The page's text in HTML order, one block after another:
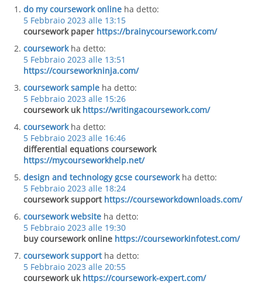
do my coursework online ha detto:
5 Febbraio 2023 alle 13:15
coursework paper https://brainycoursework.com/
coursework ha detto:
5 Febbraio 2023 alle 13:51
https://courseworkninja.com/
coursework sample ha detto:
5 Febbraio 2023 alle 15:26
coursework uk https://writingacoursework.com/
coursework ha detto:
5 Febbraio 2023 alle 16:46
differential equations coursework
https://mycourseworkhelp.net/
design and technology gcse coursework ha detto:
5 Febbraio 2023 alle 18:24
coursework support https://courseworkdownloads.com/
coursework website ha detto:
5 Febbraio 2023 alle 19:30
buy coursework online https://courseworkinfotest.com/
coursework support ha detto:
5 Febbraio 2023 alle 20:55
coursework uk https://coursework-expert.com/